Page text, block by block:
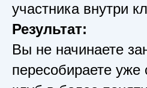
участника внутри
Результат:
Вы не начинаете
пересобираете